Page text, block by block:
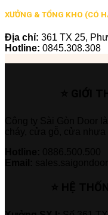
XƯỞNG & TỔNG KHO (CÓ
Địa chỉ: 361 TX 25,
Hotline: 0845.308.308